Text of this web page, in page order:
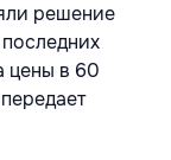
решение
цены в 60